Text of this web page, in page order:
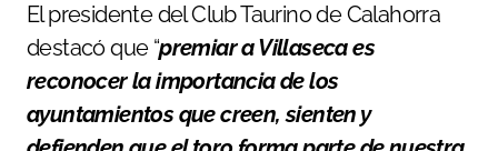
El presidente del Club Taurino de Calahorra
destacó que “premiar a Villaseca es
reconocer la importancia de los
ayuntamientos que creen, sienten y